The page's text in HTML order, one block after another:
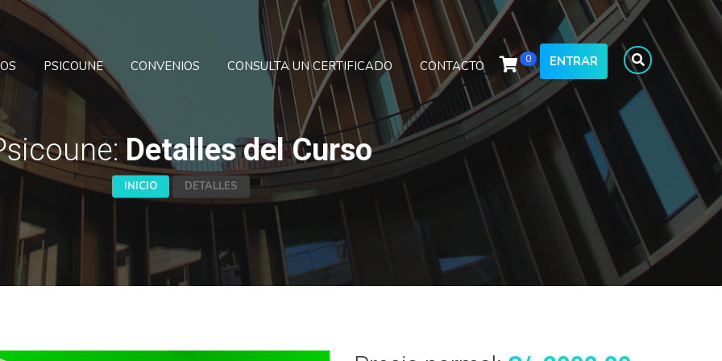
ENTRAR
PSICOUNE CONVENIOS CONSULTA UN CERTIFICADO CONTACTO 0
Detalles del Curso
INICIO DETALLES